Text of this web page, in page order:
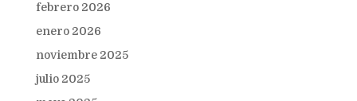
febrero 2026
enero 2026
noviembre 2025
julio 2025